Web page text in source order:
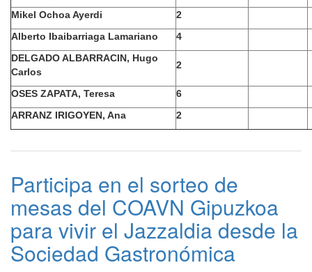
Mikel Ochoa Ayerdi
2
Alberto Ibaibarriaga Lamariano
4
DELGADO ALBARRACIN, Hugo
Carlos
2
OSES ZAPATA, Teresa
6
ARRANZ IRIGOYEN, Ana
2
Participa en el sorteo de
mesas del COAVN Gipuzkoa
para vivir el Jazzaldia desde la
Sociedad Gastronómica